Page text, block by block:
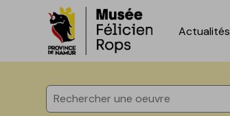
Accèder directement au contenu
Accèder directement au contenu
Actualités